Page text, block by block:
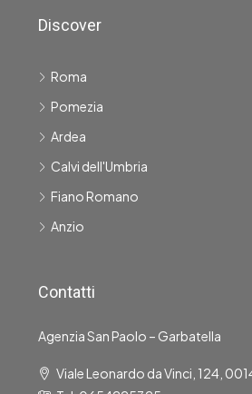
Discover
Roma
Pomezia
Ardea
Calvi dell'Umbria
Fiano Romano
Anzio
Contatti
Agenzia San Paolo – Garbatella
Viale Leonardo da Vinci, 124,